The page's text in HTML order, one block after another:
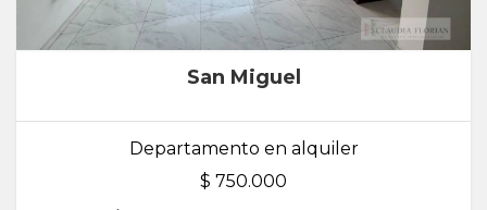
San Miguel
Departamento en alquiler
$ 750.000